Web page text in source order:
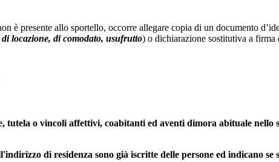
è presente allo sportello, occorre allegare copia di un documento
locazione, di comodato, usufrutto) o dichiarazione sostitutiva a firma
o vincoli affettivi, coabitanti ed aventi dimora abituale nello
di residenza sono già iscritte delle persone ed indicano se